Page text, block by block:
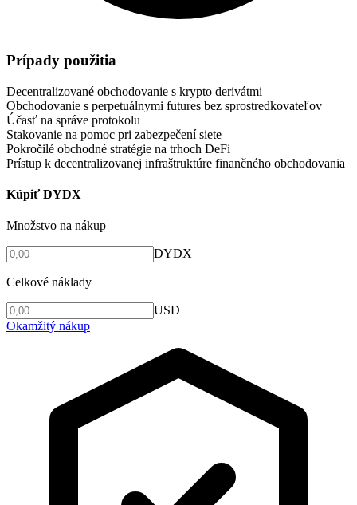
Prípady použitia
Decentralizované obchodovanie s krypto derivátmi
Obchodovanie s perpetuálnymi futures bez sprostredkovateľov
Účasť na správe protokolu
Stakovanie na pomoc pri zabezpečení siete
Pokročilé obchodné stratégie na trhoch DeFi
Prístup k decentralizovanej infraštruktúre finančného obchodovania
Kúpiť DYDX
Množstvo na nákup
DYDX
Celkové náklady
USD
Okamžitý nákup